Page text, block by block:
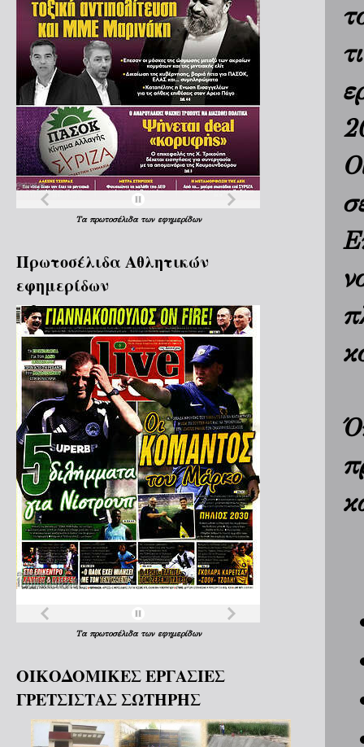
Τα πρωτοσέλιδα των εφημερίδων
Πρωτοσέλιδα Aθλητικών
εφημερίδων
Τα πρωτοσέλιδα των εφημερίδων
ΟΙΚΟΔΟΜΙΚΕΣ ΕΡΓΑΣΙΕΣ
ΓΡΕΤΣΙΣΤΑΣ ΣΩΤΗΡΗΣ